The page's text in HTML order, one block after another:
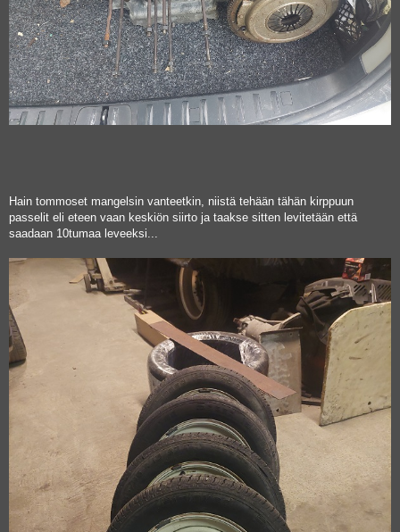
Hain tommoset mangelsin vanteetkin, niistä tehään tähän kirppuun
passelit eli eteen vaan keskiön siirto ja taakse sitten levitetään että
saadaan 10tumaa leveeksi...